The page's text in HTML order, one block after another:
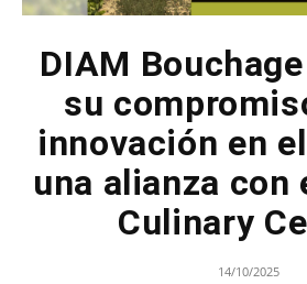
DIAM
su
innovación en
una alianza con
Culinary
14/10/2025